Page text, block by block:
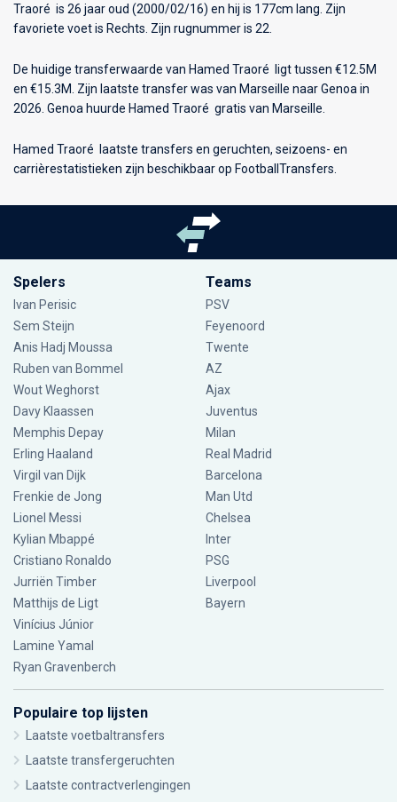
Traoré is 26 jaar oud (2000/02/16) en hij is 177cm lang. Zijn
favoriete voet is Rechts. Zijn rugnummer is 22.
De huidige transferwaarde van Hamed Traoré ligt tussen €12.5M
en €15.3M. Zijn laatste transfer was van Marseille naar Genoa in
2026. Genoa huurde Hamed Traoré gratis van Marseille.
Hamed Traoré laatste transfers en geruchten, seizoens- en
carrièrestatistieken zijn beschikbaar op FootballTransfers.
Spelers
Ivan Perisic
Sem Steijn
Anis Hadj Moussa
Ruben van Bommel
Wout Weghorst
Davy Klaassen
Memphis Depay
Erling Haaland
Virgil van Dijk
Frenkie de Jong
Lionel Messi
Kylian Mbappé
Cristiano Ronaldo
Jurriën Timber
Matthijs de Ligt
Vinícius Júnior
Lamine Yamal
Ryan Gravenberch
Teams
PSV
Feyenoord
Twente
AZ
Ajax
Juventus
Milan
Real Madrid
Barcelona
Man Utd
Chelsea
Inter
PSG
Liverpool
Bayern
Populaire top lijsten
Laatste voetbaltransfers
Laatste transfergeruchten
Laatste contractverlengingen